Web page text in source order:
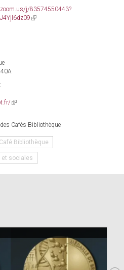
j/83574550443?
(link
(link
Cafés Bibliothèque
Café Bibliothèque
et sociales